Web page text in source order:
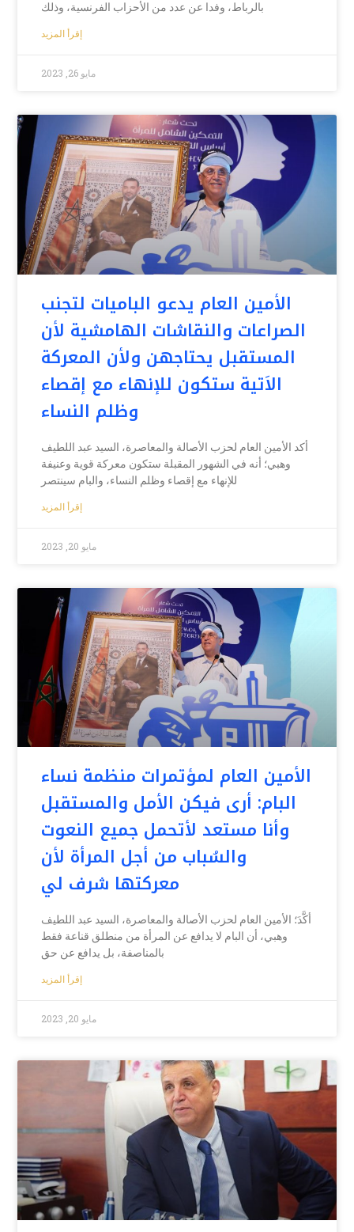
بالرباط، وفدا عن عدد من الأحزاب الفرنسية، وذلك
إقرأ المزيد
مايو 26, 2023
الأمين العام يدعو الباميات لتجنب
الصراعات والنقاشات الهامشية لأن
المستقبل يحتاجهن ولأن المعركة
الاَتية ستكون للإنهاء مع إقصاء
وظلم النساء
أكد الأمين العام لحزب الأصالة والمعاصرة، السيد عبد اللطيف
وهبي؛ أنه في الشهور المقبلة ستكون معركة قوية وعنيفة
للإنهاء مع إقصاء وظلم النساء، والبام سينتصر
إقرأ المزيد
مايو 20, 2023
الأمين العام لمؤتمرات منظمة نساء
البام: أرى فيكن الأمل والمستقبل
وأنا مستعد لأتحمل جميع النعوت
والسُباب من أجل المرأة لأن
معركتها شرف لي
أكَّدَ؛ الأمين العام لحزب الأصالة والمعاصرة، السيد عبد اللطيف
وهبي، أن البام لا يدافع عن المرأة من منطلق قناعة فقط
بالمناصفة، بل يدافع عن حق
إقرأ المزيد
مايو 20, 2023